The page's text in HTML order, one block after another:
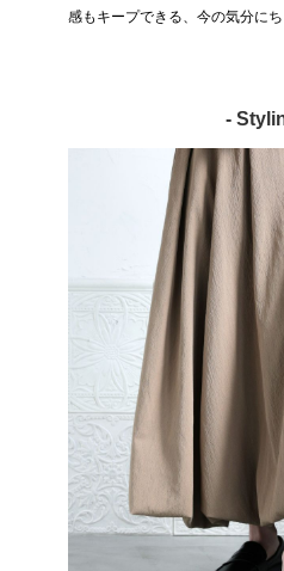
感もキープできる、今の気分にち
-